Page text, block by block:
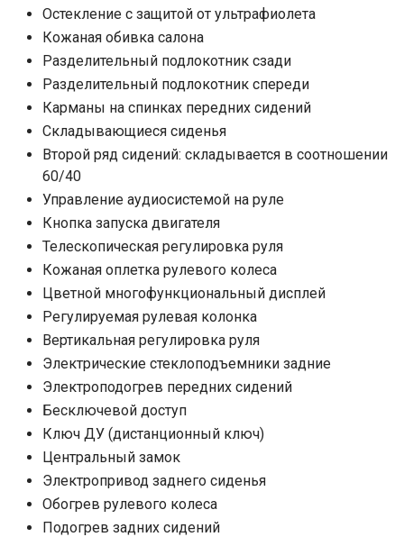
Остекление с защитой от ультрафиолета
Кожаная обивка салона
Разделительный подлокотник сзади
Разделительный подлокотник спереди
Карманы на спинках передних сидений
Складывающиеся сиденья
Второй ряд сидений: складывается в соотношении
60/40
Управление аудиосистемой на руле
Кнопка запуска двигателя
Телескопическая регулировка руля
Кожаная оплетка рулевого колеса
Цветной многофункциональный дисплей
Регулируемая рулевая колонка
Вертикальная регулировка руля
Электрические стеклоподъемники задние
Электроподогрев передних сидений
Бесключевой доступ
Ключ ДУ (дистанционный ключ)
Центральный замок
Электропривод заднего сиденья
Обогрев рулевого колеса
Подогрев задних сидений